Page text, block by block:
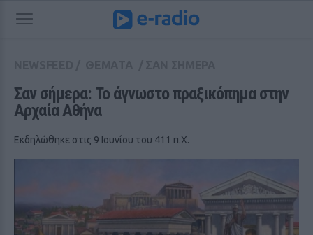
Σαν σήμερα: Το άγνωστο πραξικόπημα στην
Αρχαία Αθήνα
Εκδηλώθηκε στις 9 Ιουνίου του 411 π.Χ.